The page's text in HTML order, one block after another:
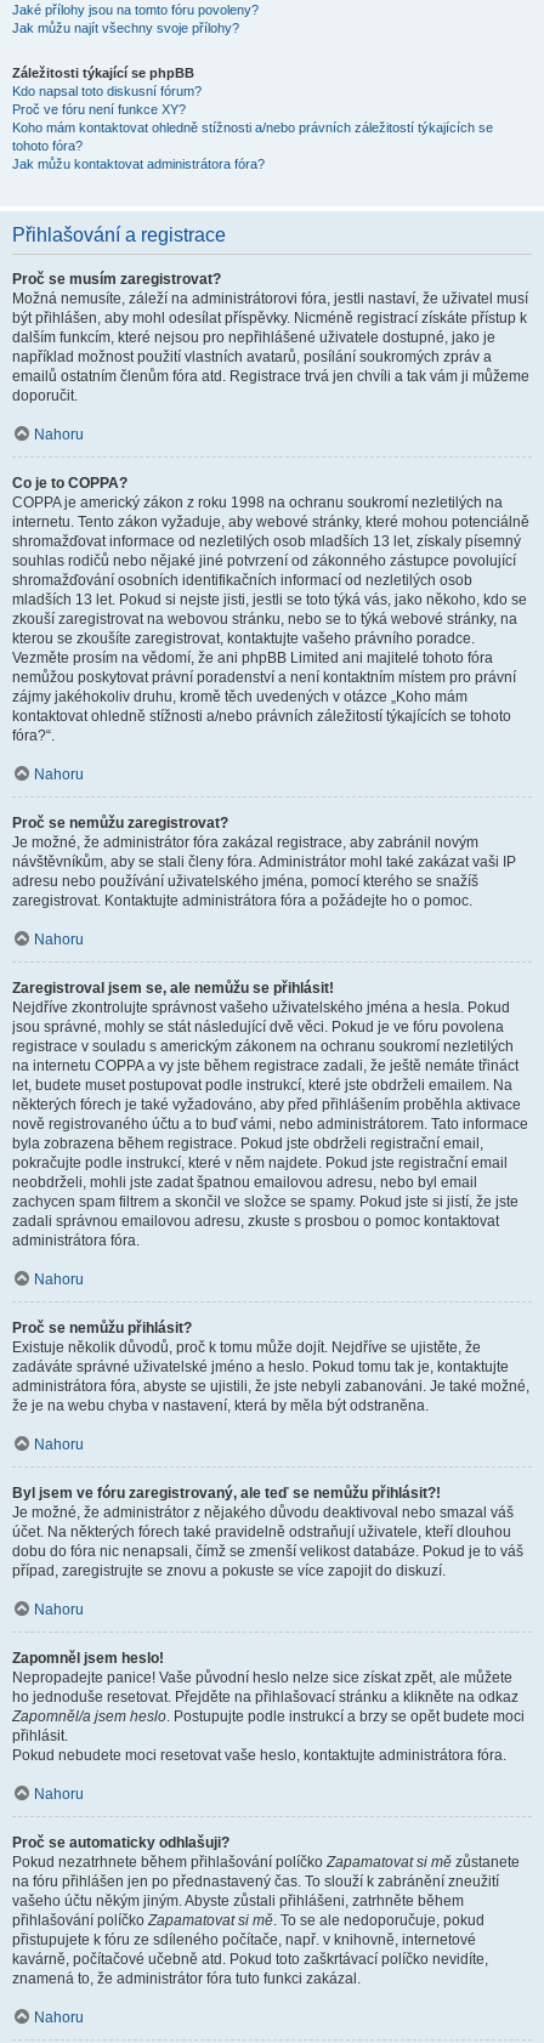
Jaké přílohy jsou na tomto fóru povoleny?
Jak můžu najít všechny svoje přílohy?
Záležitosti týkající se phpBB
Kdo napsal toto diskusní fórum?
Proč ve fóru není funkce XY?
Koho mám kontaktovat ohledně stížnosti a/nebo právních záležitostí týkajících se
tohoto fóra?
Jak můžu kontaktovat administrátora fóra?
Přihlašování a registrace
Proč se musím zaregistrovat?
Možná nemusíte, záleží na administrátorovi fóra, jestli nastaví, že uživatel musí
být přihlášen, aby mohl odesílat příspěvky. Nicméně registrací získáte přístup k
dalším funkcím, které nejsou pro nepřihlášené uživatele dostupné, jako je
například možnost použití vlastních avatarů, posílání soukromých zpráv a
emailů ostatním členům fóra atd. Registrace trvá jen chvíli a tak vám ji můžeme
doporučit.
Nahoru
Co je to COPPA?
COPPA je americký zákon z roku 1998 na ochranu soukromí nezletilých na
internetu. Tento zákon vyžaduje, aby webové stránky, které mohou potenciálně
shromažďovat informace od nezletilých osob mladších 13 let, získaly písemný
souhlas rodičů nebo nějaké jiné potvrzení od zákonného zástupce povolující
shromažďování osobních identifikačních informací od nezletilých osob
mladších 13 let. Pokud si nejste jisti, jestli se toto týká vás, jako někoho, kdo se
zkouší zaregistrovat na webovou stránku, nebo se to týká webové stránky, na
kterou se zkoušíte zaregistrovat, kontaktujte vašeho právního poradce.
Vezměte prosím na vědomí, že ani phpBB Limited ani majitelé tohoto fóra
nemůžou poskytovat právní poradenství a není kontaktním místem pro právní
zájmy jakéhokoliv druhu, kromě těch uvedených v otázce „Koho mám
kontaktovat ohledně stížnosti a/nebo právních záležitostí týkajících se tohoto
fóra?“.
Nahoru
Proč se nemůžu zaregistrovat?
Je možné, že administrátor fóra zakázal registrace, aby zabránil novým
návštěvníkům, aby se stali členy fóra. Administrátor mohl také zakázat vaši IP
adresu nebo používání uživatelského jména, pomocí kterého se snažíš
zaregistrovat. Kontaktujte administrátora fóra a požádejte ho o pomoc.
Nahoru
Zaregistroval jsem se, ale nemůžu se přihlásit!
Nejdříve zkontrolujte správnost vašeho uživatelského jména a hesla. Pokud
jsou správné, mohly se stát následující dvě věci. Pokud je ve fóru povolena
registrace v souladu s americkým zákonem na ochranu soukromí nezletilých
na internetu COPPA a vy jste během registrace zadali, že ještě nemáte třináct
let, budete muset postupovat podle instrukcí, které jste obdrželi emailem. Na
některých fórech je také vyžadováno, aby před přihlášením proběhla aktivace
nově registrovaného účtu a to buď vámi, nebo administrátorem. Tato informace
byla zobrazena během registrace. Pokud jste obdrželi registrační email,
pokračujte podle instrukcí, které v něm najdete. Pokud jste registrační email
neobdrželi, mohli jste zadat špatnou emailovou adresu, nebo byl email
zachycen spam filtrem a skončil ve složce se spamy. Pokud jste si jistí, že jste
zadali správnou emailovou adresu, zkuste s prosbou o pomoc kontaktovat
administrátora fóra.
Nahoru
Proč se nemůžu přihlásit?
Existuje několik důvodů, proč k tomu může dojít. Nejdříve se ujistěte, že
zadáváte správné uživatelské jméno a heslo. Pokud tomu tak je, kontaktujte
administrátora fóra, abyste se ujistili, že jste nebyli zabanováni. Je také možné,
že je na webu chyba v nastavení, která by měla být odstraněna.
Nahoru
Byl jsem ve fóru zaregistrovaný, ale teď se nemůžu přihlásit?!
Je možné, že administrátor z nějakého důvodu deaktivoval nebo smazal váš
účet. Na některých fórech také pravidelně odstraňují uživatele, kteří dlouhou
dobu do fóra nic nenapsali, čímž se zmenší velikost databáze. Pokud je to váš
případ, zaregistrujte se znovu a pokuste se více zapojit do diskuzí.
Nahoru
Zapomněl jsem heslo!
Nepropadejte panice! Vaše původní heslo nelze sice získat zpět, ale můžete
ho jednoduše resetovat. Přejděte na přihlašovací stránku a klikněte na odkaz
Zapomněl/a jsem heslo. Postupujte podle instrukcí a brzy se opět budete moci
přihlásit.
Pokud nebudete moci resetovat vaše heslo, kontaktujte administrátora fóra.
Nahoru
Proč se automaticky odhlašuji?
Pokud nezatrhnete během přihlašování políčkoZapamatovat si mě zůstanete
na fóru přihlášen jen po přednastavený čas. To slouží k zabránění zneužití
vašeho účtu někým jiným. Abyste zůstali přihlášeni, zatrhněte během
přihlašování políčkoZapamatovat si mě. To se ale nedoporučuje, pokud
přistupujete k fóru ze sdíleného počítače, např. v knihovně, internetové
kavárně, počítačové učebně atd. Pokud toto zaškrtávací políčko nevidíte,
znamená to, že administrátor fóra tuto funkci zakázal.
Nahoru